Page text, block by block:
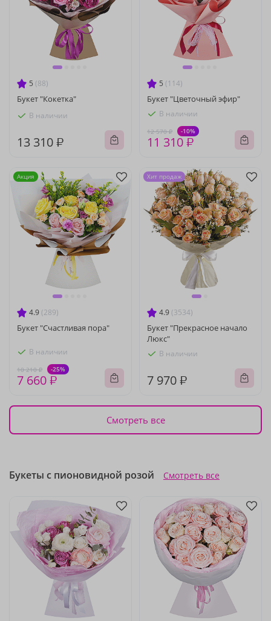
5 (88)
Букет "Кокетка"
В наличии
13 310 ₽
5 (114)
Букет "Цветочный эфир"
В наличии
12 570 ₽ -10%
11 310 ₽
4.9 (289)
Букет "Счастливая пора"
В наличии
10 210 ₽ -25%
7 660 ₽
Акция
4.9 (3534)
Букет "Прекрасное начало
Люкс"
В наличии
7 970 ₽
Хит продаж
Смотреть все
Букеты с пионовидной розой Смотреть все